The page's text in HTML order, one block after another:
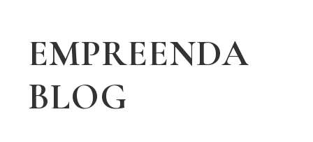
EMPREENDA
BLOG